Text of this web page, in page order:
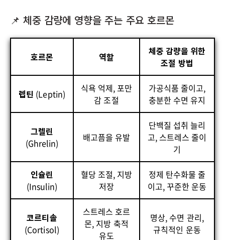
📌 체중 감량에 영향을 주는 주요 호르몬
호르몬 역할
체중 감량을 위한
조절 방법
렙틴 (Leptin)
식욕 억제, 포만
감 조절
가공식품 줄이고,
충분한 수면 유지
그렐린
(Ghrelin)
배고픔을 유발
단백질 섭취 늘리
고, 스트레스 줄이
기
인슐린
(Insulin)
혈당 조절, 지방
저장
정제 탄수화물 줄
이고, 꾸준한 운동
코르티솔
(Cortisol)
스트레스 호르
몬, 지방 축적
유도
명상, 수면 관리,
규칙적인 운동